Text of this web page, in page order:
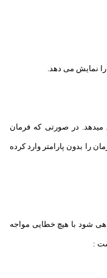
میدهد. در صورتی که فرمان
را بدون پارامتر وارد کرده
شود با هیچ خطایی مواجه
: